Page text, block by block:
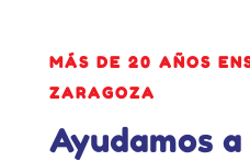
MÁS DE 20 AÑOS
ZARAGOZA
Ayudamos